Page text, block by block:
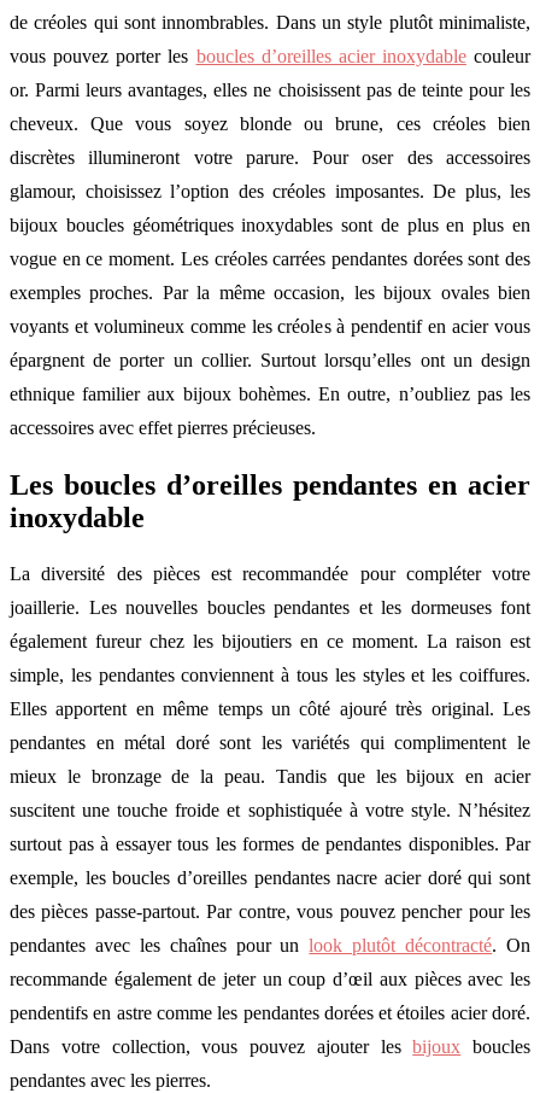
de créoles qui sont innombrables. Dans un style plutôt minimaliste,
vous pouvez porter les boucles d’oreilles acier inoxydablecouleur
or. Parmi leurs avantages, elles ne choisissent pas de teinte pour les
cheveux. Que vous soyez blonde ou brune, ces créoles bien
discrètes illumineront votre parure. Pour oser des accessoires
glamour, choisissez l’option des créoles imposantes. De plus, les
bijoux boucles géométriques inoxydables sont de plus en plus en
vogue en ce moment. Les créoles carrées pendantes dorées sont des
exemples proches. Par la même occasion, les bijoux ovales bien
voyants et volumineux comme les créoles à pendentif en acier vous
épargnent de porter un collier. Surtout lorsqu’elles ont un design
ethnique familier aux bijoux bohèmes. En outre, n’oubliez pas les
accessoires avec effet pierres précieuses.
Les boucles d’oreilles pendantes en acier
inoxydable
La diversité des pièces est recommandée pour compléter votre
joaillerie. Les nouvelles boucles pendantes et les dormeuses font
également fureur chez les bijoutiers en ce moment. La raison est
simple, les pendantes conviennent à tous les styles et les coiffures.
Elles apportent en même temps un côté ajouré très original. Les
pendantes en métal doré sont les variétés qui complimentent le
mieux le bronzage de la peau. Tandis que les bijoux en acier
suscitent une touche froide et sophistiquée à votre style. N’hésitez
surtout pas à essayer tous les formes de pendantes disponibles. Par
exemple, les boucles d’oreilles pendantes nacre acier doré qui sont
des pièces passe-partout. Par contre, vous pouvez pencher pour les
pendantes avec les chaînes pour unlook plutôt décontracté. On
recommande également de jeter un coup d’œil aux pièces avec les
pendentifs en astre comme les pendantes dorées et étoiles acier doré.
Dans votre collection, vous pouvez ajouter lesbijoux boucles
pendantes avec les pierres.